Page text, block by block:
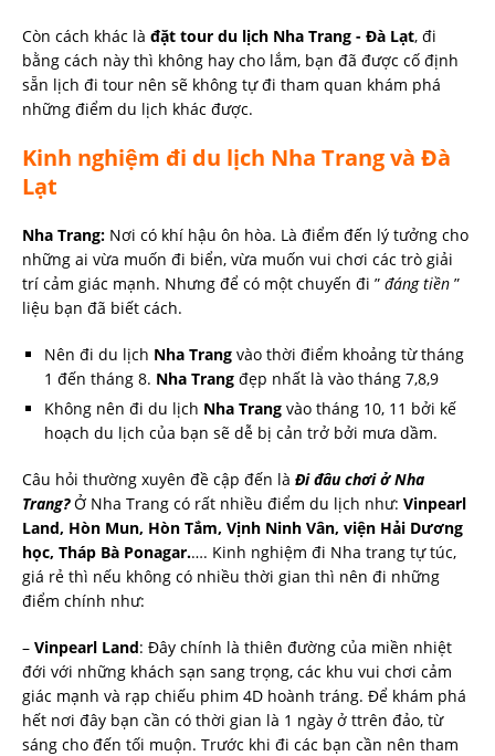
Còn cách khác là đặt tour du lịch Nha Trang - Đà Lạt, đi
bằng cách này thì không hay cho lắm, bạn đã được cố định
sẵn lịch đi tour nên sẽ không tự đi tham quan khám phá
những điểm du lịch khác được.
Kinh nghiệm đi du lịch Nha Trang và Đà
Lạt
Nha Trang: Nơi có khí hậu ôn hòa. Là điểm đến lý tưởng cho
những ai vừa muốn đi biển, vừa muốn vui chơi các trò giải
trí cảm giác mạnh. Nhưng để có một chuyến đi ” đáng tiền ”
liệu bạn đã biết cách.
Nên đi du lịch Nha Trang vào thời điểm khoảng từ tháng
1 đến tháng 8. Nha Trang đẹp nhất là vào tháng 7,8,9
Không nên đi du lịch Nha Trang vào tháng 10, 11 bởi kế
hoạch du lịch của bạn sẽ dễ bị cản trở bởi mưa dầm.
Câu hỏi thường xuyên đề cập đến là Đi đâu chơi ở Nha
Trang?Ở Nha Trang có rất nhiều điểm du lịch như: Vinpearl
Land, Hòn Mun, Hòn Tắm, Vịnh Ninh Vân, viện Hải Dương
học, Tháp Bà Ponagar.…. Kinh nghiệm đi Nha trang tự túc,
giá rẻ thì nếu không có nhiều thời gian thì nên đi những
điểm chính như:
– Vinpearl Land: Đây chính là thiên đường của miền nhiệt
đới với những khách sạn sang trọng, các khu vui chơi cảm
giác mạnh và rạp chiếu phim 4D hoành tráng. Để khám phá
hết nơi đây bạn cần có thời gian là 1 ngày ở ttrên đảo, từ
sáng cho đến tối muộn. Trước khi đi các bạn cần nên tham